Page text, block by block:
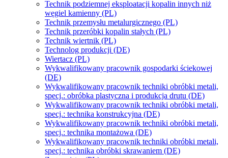
Technik podziemnej eksploatacji kopalin innych niż
węgiel kamienny (PL)
Technik przemysłu metalurgicznego (PL)
Technik przeróbki kopalin stałych (PL)
Technik wiertnik (PL)
Technolog produkcji (DE)
Wiertacz (PL)
Wykwalifikowany pracownik gospodarki ściekowej
(DE)
Wykwalifikowany pracownik techniki obróbki metali,
specj.: obróbka plastyczna i produkcja drutu (DE)
Wykwalifikowany pracownik techniki obróbki metali,
specj.: technika konstrukcyjna (DE)
Wykwalifikowany pracownik techniki obróbki metali,
specj.: technika montażowa (DE)
Wykwalifikowany pracownik techniki obróbki metali,
specj.: technika obróbki skrawaniem (DE)